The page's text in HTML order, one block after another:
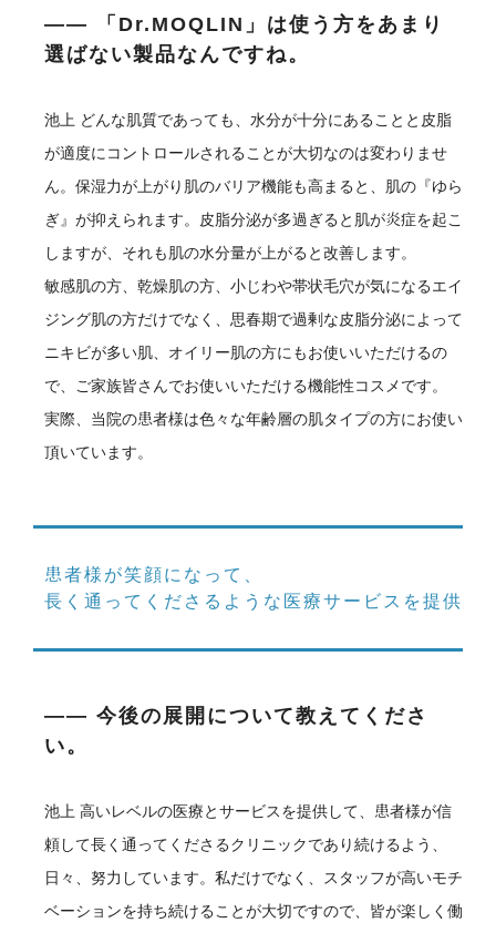
―― 「Dr.MOQLIN」は使う方をあまり
選ばない製品なんですね。
池上 どんな肌質であっても、水分が十分にあることと皮脂
が適度にコントロールされることが大切なのは変わりませ
ん。保湿力が上がり肌のバリア機能も高まると、肌の『ゆら
ぎ』が抑えられます。皮脂分泌が多過ぎると肌が炎症を起こ
しますが、それも肌の水分量が上がると改善します。
敏感肌の方、乾燥肌の方、小じわや帯状毛穴が気になるエイ
ジング肌の方だけでなく、思春期で過剰な皮脂分泌によって
ニキビが多い肌、オイリー肌の方にもお使いいただけるの
で、ご家族皆さんでお使いいただける機能性コスメです。
実際、当院の患者様は色々な年齢層の肌タイプの方にお使い
頂いています。
患者様が笑顔になって、
長く通ってくださるような医療サービスを提供
―― 今後の展開について教えてくださ
い。
池上 高いレベルの医療とサービスを提供して、患者様が信
頼して長く通ってくださるクリニックであり続けるよう、
日々、努力しています。私だけでなく、スタッフが高いモチ
ベーションを持ち続けることが大切ですので、皆が楽しく働